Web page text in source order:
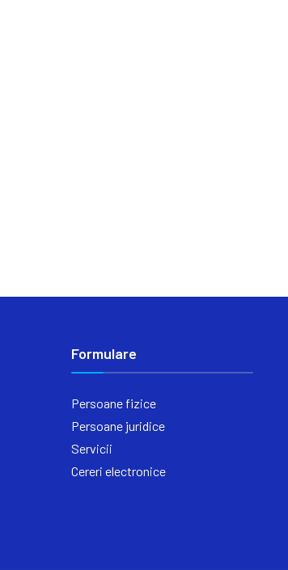
Formulare
Persoane fizice
Persoane juridice
Servicii
Cereri electronice